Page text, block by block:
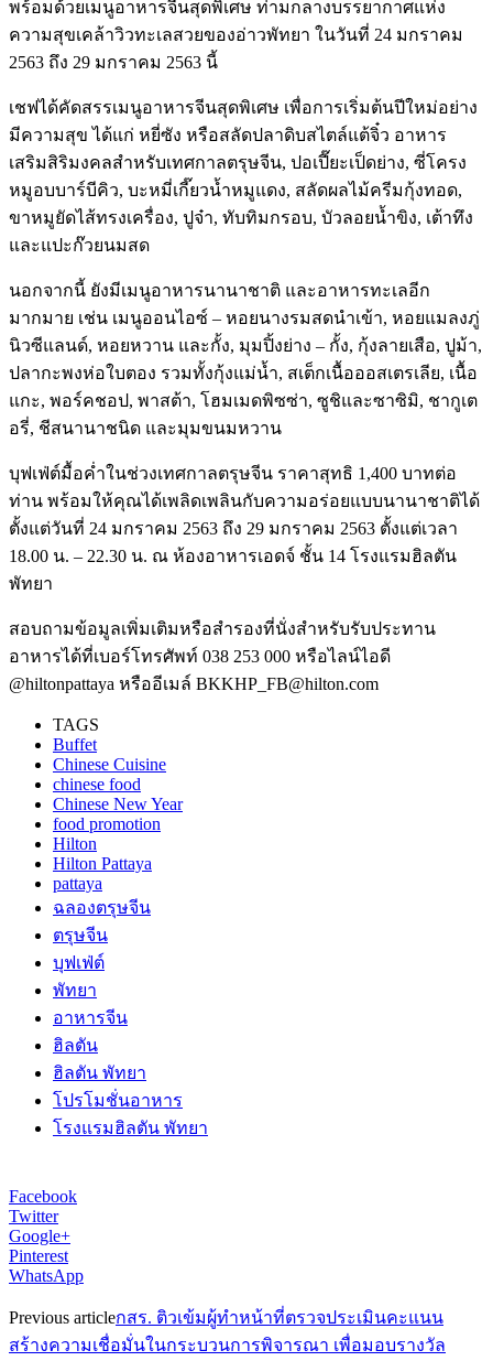
พร้อมด้วยเมนูอาหารจีนสุดพิเศษ ท่ามกลางบรรยากาศแห่ง
ความสุขเคล้าวิวทะเลสวยของอ่าวพัทยา ในวันที่ 24 มกราคม
2563 ถึง 29 มกราคม 2563 นี้
เชฟได้คัดสรรเมนูอาหารจีนสุดพิเศษ เพื่อการเริ่มต้นปีใหม่อย่าง
มีความสุข ได้แก่ หยี่ซัง หรือสลัดปลาดิบสไตล์แต้จิ๋ว อาหาร
เสริมสิริมงคลสำหรับเทศกาลตรุษจีน, ปอเปี๊ยะเป็ดย่าง, ซี่โครง
หมูอบบาร์บีคิว, บะหมี่เกี๊ยวน้ำหมูแดง, สลัดผลไม้ครีมกุ้งทอด,
ขาหมูยัดไส้ทรงเครื่อง, ปูจ๋า, ทับทิมกรอบ, บัวลอยน้ำขิง, เต้าทึง
และแปะก๊วยนมสด
นอกจากนี้ ยังมีเมนูอาหารนานาชาติ และอาหารทะเลอีก
มากมาย เช่น เมนูออนไอซ์ – หอยนางรมสดนำเข้า, หอยแมลงภู่
นิวซีแลนด์, หอยหวาน และกั้ง, มุมปิ้งย่าง – กั้ง, กุ้งลายเสือ, ปูม้า,
ปลากะพงห่อใบตอง รวมทั้งกุ้งแม่น้ำ, สเต็กเนื้อออสเตรเลีย, เนื้อ
แกะ, พอร์คชอป, พาสต้า, โฮมเมดพิซซ่า, ซูชิและซาซิมิ, ชากูเต
อรี่, ชีสนานาชนิด และมุมขนมหวาน
บุฟเฟ่ต์มื้อค่ำในช่วงเทศกาลตรุษจีน ราคาสุทธิ 1,400 บาทต่อ
ท่าน พร้อมให้คุณได้เพลิดเพลินกับความอร่อยแบบนานาชาติได้
ตั้งแต่วันที่ 24 มกราคม 2563 ถึง 29 มกราคม 2563 ตั้งแต่เวลา
18.00 น. – 22.30 น. ณ ห้องอาหารเอดจ์ ชั้น 14 โรงแรมฮิลตัน
พัทยา
สอบถามข้อมูลเพิ่มเติมหรือสำรองที่นั่งสำหรับรับประทาน
อาหารได้ที่เบอร์โทรศัพท์ 038 253 000 หรือไลน์ไอดี
@hiltonpattaya หรืออีเมล์ BKKHP_FB@hilton.com
TAGS
Buffet
Chinese Cuisine
chinese food
Chinese New Year
food promotion
Hilton
Hilton Pattaya
pattaya
ฉลองตรุษจีน
ตรุษจีน
บุฟเฟ่ต์
พัทยา
อาหารจีน
ฮิลตัน
ฮิลตัน พัทยา
โปรโมชั่นอาหาร
โรงแรมฮิลตัน พัทยา
Facebook
Twitter
Google+
Pinterest
WhatsApp
Previous articleกสร. ติวเข้มผู้ทำหน้าที่ตรวจประเมินคะแนน
สร้างความเชื่อมั่นในกระบวนการพิจารณา เพื่อมอบรางวัล